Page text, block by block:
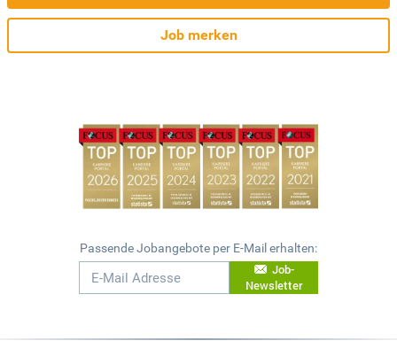
Job merken
Passende Jobangebote per E-Mail erhalten:
Job-
Newsletter